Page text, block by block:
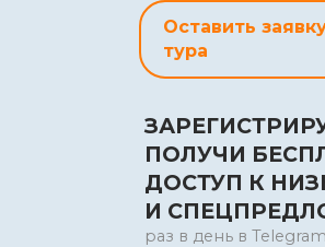
Оставить
тура
ПОЛУЧИ
ДОСТУП К
И
раз в день в Telegram